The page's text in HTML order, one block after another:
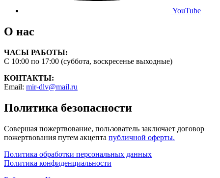
YouTube
О нас
ЧАСЫ РАБОТЫ:
С 10:00 по 17:00 (суббота, воскресенье выходные)
КОНТАКТЫ:
Email: mir-dlv@mail.ru
Политика безопасности
Совершая пожертвование, пользователь заключает договор
пожертвования путем акцепта публичной оферты.
Политика обработки персональных данных
Политика конфиденциальности